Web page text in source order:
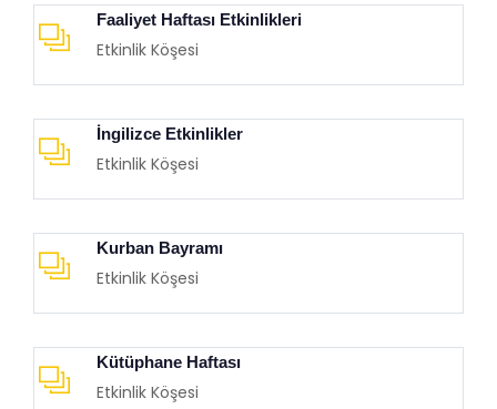
Faaliyet Haftası Etkinlikleri
Etkinlik Köşesi
İngilizce Etkinlikler
Etkinlik Köşesi
Kurban Bayramı
Etkinlik Köşesi
Kütüphane Haftası
Etkinlik Köşesi